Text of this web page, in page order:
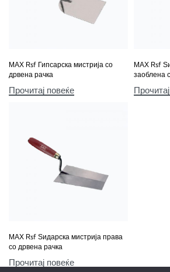
МАХ Rsf Гипсарска мистрија со
дрвена рачка
Прочитај повеќе
МАХ Rsf
заоблена
МАХ Rsf Ѕидарска мистрија права
со дрвена рачка
Прочитај повеќе